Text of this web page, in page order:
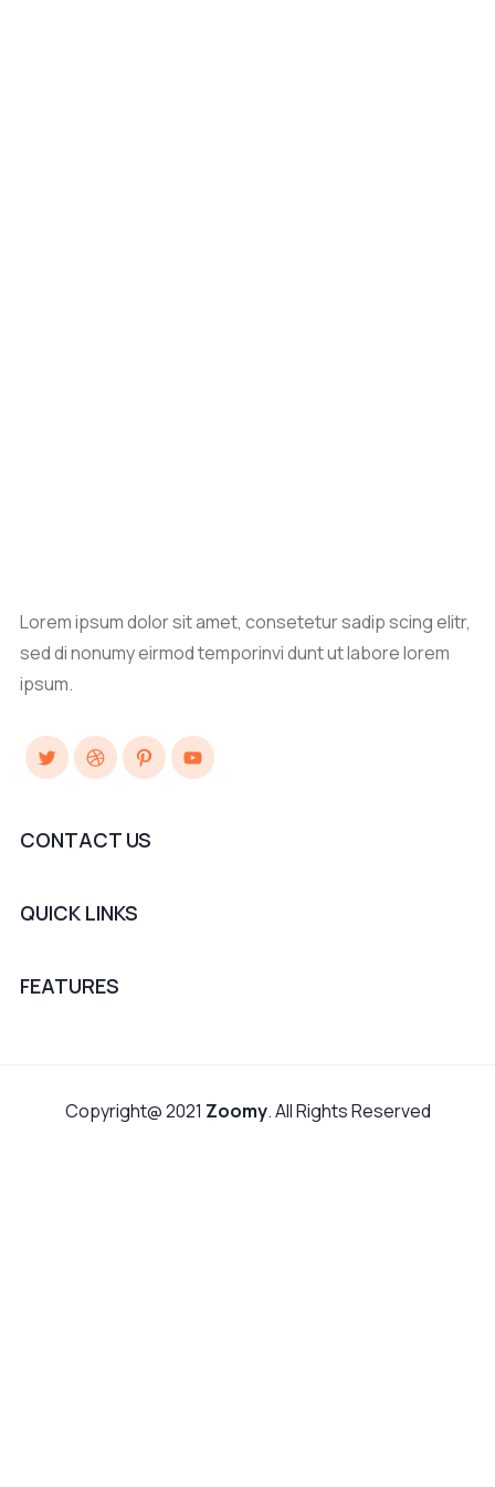
Lorem ipsum dolor sit amet, consetetur sadip scing elitr,
sed di nonumy eirmod temporinvi dunt ut labore lorem
ipsum.
TwitterDribbblePinterestYouTube
CONTACT US
QUICK LINKS
FEATURES
Copyright@ 2021 Zoomy. All Rights Reserved